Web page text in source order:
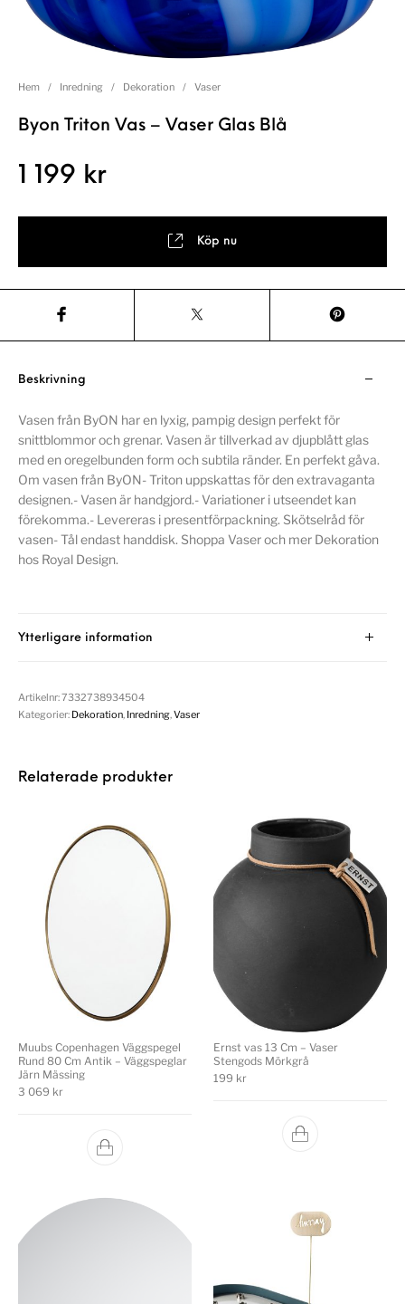
Hem / Inredning / Dekoration / Vaser
Byon Triton Vas – Vaser Glas Blå
1 199 kr
Köp nu
Beskrivning
Vasen från ByON har en lyxig, pampig design perfekt för
snittblommor och grenar. Vasen är tillverkad av djupblått glas
med en oregelbunden form och subtila ränder. En perfekt gåva.
Om vasen från ByON- Triton uppskattas för den extravaganta
designen.- Vasen är handgjord.- Variationer i utseendet kan
förekomma.- Levereras i presentförpackning. Skötselråd för
vasen- Tål endast handdisk. Shoppa Vaser och mer Dekoration
hos Royal Design.
Ytterligare information
Artikelnr:7332738934504
Kategorier: Dekoration Inredning ,Vaser
Relaterade produkter
Muubs Copenhagen Väggspegel
Rund 80 Cm Antik – Väggspeglar
Järn Mässing
3 069 kr
Ernst vas 13 Cm – Vaser
Stengods Mörkgrå
199 kr